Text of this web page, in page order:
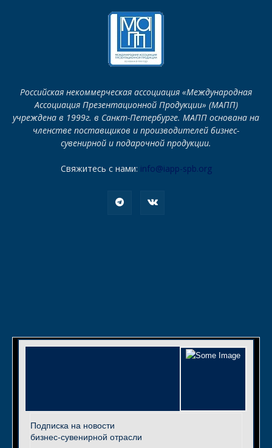
Российская некоммерческая ассоциация «Международная
Ассоциация Презентационной Продукции» (МАПП)
учреждена в 1999г. в Санкт-Петербурге. МАПП основана на
членстве поставщиков и производителей бизнес-
сувенирной и подарочной продукции.
Свяжитесь с нами: info@iapp-spb.org
Подписка на новости
бизнес-сувенирной отрасли